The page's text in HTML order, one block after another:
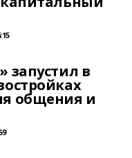
запустил в
общения и